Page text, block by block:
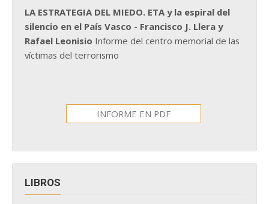
LA ESTRATEGIA DEL MIEDO. ETA y la espiral del
silencio en el País Vasco - Francisco J. Llera y
Rafael Leonisio Informe del centro memorial de las
víctimas del terrorismo
INFORME EN PDF
LIBROS